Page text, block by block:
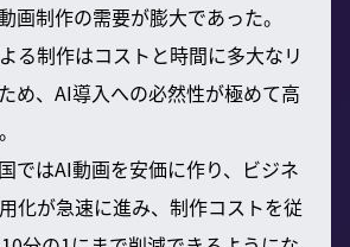
画制作の需要が膨大であった。
る制作はコストと時間に多大なリ
め、AI導入への必然性が極めて高
ではAI動画を安価に作り、ビジネ
化が急速に進み、制作コストを従